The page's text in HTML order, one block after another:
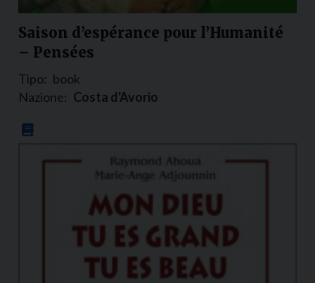
Saison d’espérance pour l’Humanité
– Pensées
Tipo: book
Nazione: Costa d'Avorio